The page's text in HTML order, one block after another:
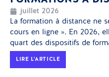
juillet 2026
La formation à distance ne
cours en ligne ». En 2026,
quart des dispositifs de
LIRE L'ARTICLE